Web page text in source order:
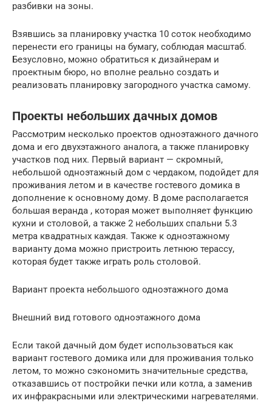
разбивки на зоны.
Взявшись за планировку участка 10 соток необходимо
перенести его границы на бумагу, соблюдая масштаб.
Безусловно, можно обратиться к дизайнерам и
проектным бюро, но вполне реально создать и
реализовать планировку загородного участка самому.
Проекты небольших дачных домов
Рассмотрим несколько проектов одноэтажного дачного
дома и его двухэтажного аналога, а также планировку
участков под них. Первый вариант — скромный,
небольшой одноэтажный дом с чердаком, подойдет для
проживания летом и в качестве гостевого домика в
дополнение к основному дому. В доме располагается
большая веранда , которая может выполняет функцию
кухни и столовой, а также 2 небольших спальни 5.3
метра квадратных каждая. Также к одноэтажному
варианту дома можно пристроить летнюю терассу,
которая будет также играть роль столовой.
Вариант проекта небольшого одноэтажного дома
Внешний вид готового одноэтажного дома
Если такой дачный дом будет использоваться как
вариант гостевого домика или для проживания только
летом, то можно сэкономить значительные средства,
отказавшись от постройки печки или котла, а заменив
их инфракрасными или электрическими нагревателями.